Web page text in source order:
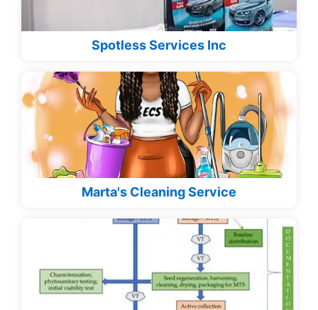
Spotless Services Inc
Marta's Cleaning Service